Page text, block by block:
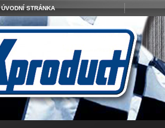
ÚVODNÍ STRÁNKA